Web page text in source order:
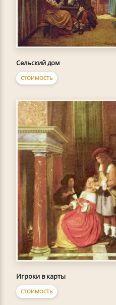
Сельский дом
СТОИМОСТЬ
Игроки в карты
СТОИМОСТЬ